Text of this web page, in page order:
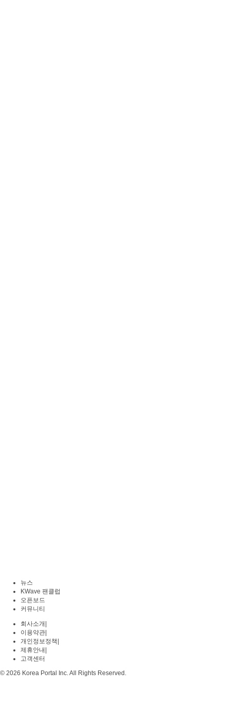
뉴스
KWave 팬클럽
오픈보드
커뮤니티
회사소개
이용약관
개인정보정책
제휴안내
고객센터
© 2026 Korea Portal Inc. All Rights Reserved.